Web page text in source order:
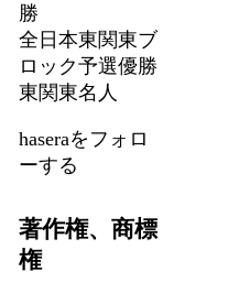
勝
全日本東関東ブ
ロック予選優勝
東関東名人
haseraをフォロ
ーする
著作権、商標
権